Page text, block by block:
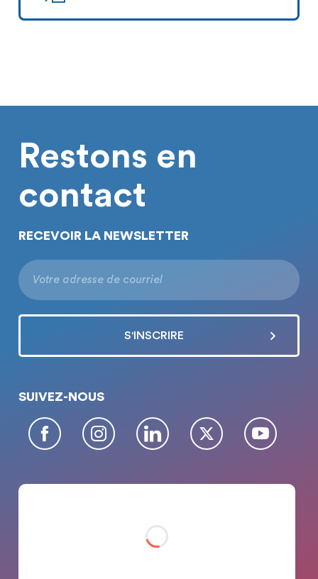
Restons en
contact
RECEVOIR LA NEWSLETTER
SUIVEZ-NOUS